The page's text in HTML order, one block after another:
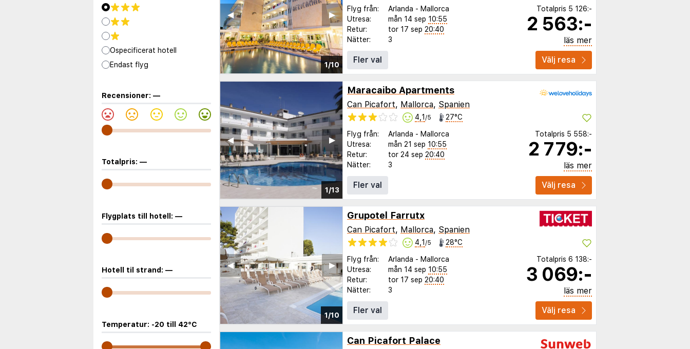
Ospecificerat hotell
Endast flyg
Recensioner: —
Totalpris: —
Flygplats till hotell: —
Hotell til strand: —
Temperatur: -20 till 42°C
1/10
▶︎
◀︎
Flyg från: Arlanda - Mallorca
Utresa:
mån 14 sep 10:55
Retur:
tor 17 sep 20:40
Nätter:
3
Totalpris 5 126:-
2 563:-
läs mer
Fler val
Välj resa
1/13
▶︎
◀︎
Maracaibo Apartments
Can Picafort, Mallorca, Spanien
4,1 /5 27°C
Flyg från: Arlanda - Mallorca
Utresa:
mån 21 sep 10:55
Retur:
tor 24 sep 20:40
Nätter:
3
Totalpris 5 558:-
2 779:-
läs mer
Fler val
Välj resa
1/10
▶︎
◀︎
Grupotel Farrutx
Can Picafort, Mallorca, Spanien
4,1 /5 28°C
Flyg från: Arlanda - Mallorca
Utresa:
mån 14 sep 10:55
Retur:
tor 17 sep 20:40
Nätter:
3
Totalpris 6 138:-
3 069:-
läs mer
Fler val
Välj resa
Can Picafort Palace